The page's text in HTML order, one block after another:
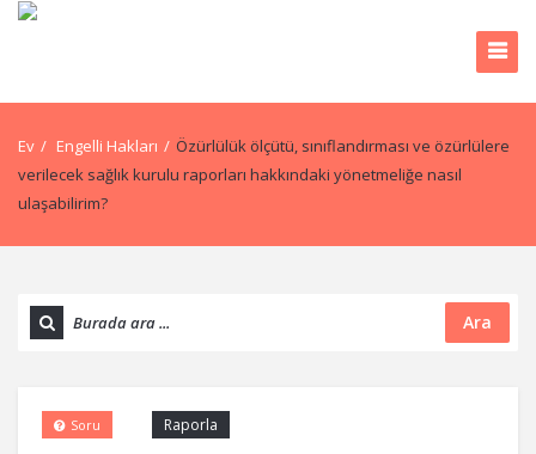
Ev / Engelli Hakları / Özürlülük ölçütü, sınıflandırması ve özürlülere
verilecek sağlık kurulu raporları hakkındaki yönetmeliğe nasıl
ulaşabilirim?
Ara
Raporla
Soru